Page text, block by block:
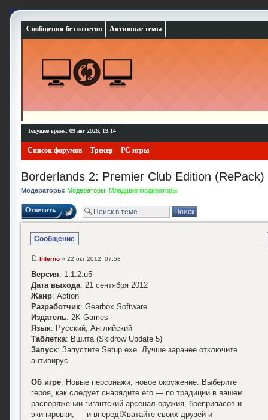
Сообщения без ответов Активные темы
Текущее время: 09 авг 2026, 19:14
Список форумов Трекер PC игры
Borderlands 2: Premier Club Edition (RePack)
Модераторы: Модераторы Младшие модераторы
Ответить
Сообщение
Inferno » 22 окт 2012, 07:58
Версия: 1.1.2.u5
Дата выхода: 21 сентября 2012
Жанр: Action
Разработчик: Gearbox Software
Издатель: 2K Games
Язык: Русский, Английский
Таблетка: Вшита (Skidrow Update 5)
Запуск: Запустите Setup.exe. Лучше заранее отключите
антивирус.
Об игре: Новые персонажи, новое окружение. Выберите
героя, как следует снарядите его — по традиции в вашем
распоряжении гигантский арсенал оружия, боеприпасов и
экипировки, — и вперед!Хватайте своих друзей и